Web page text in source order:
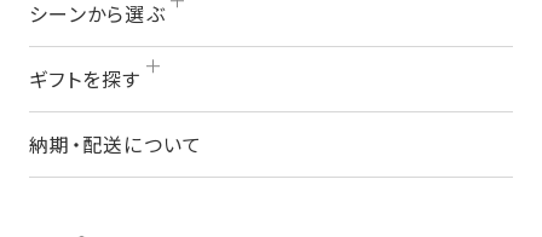
シーンから選ぶ
ギフトを探す
納期・配送について